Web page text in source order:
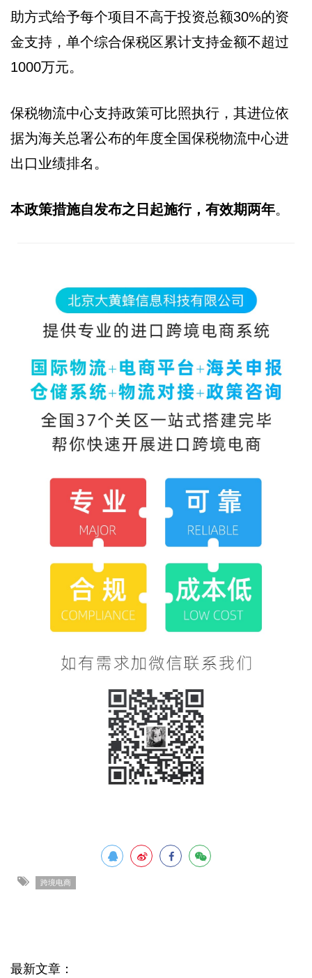
助方式给予每个项目不高于投资总额30%的资
金支持，单个综合保税区累计支持金额不超过
1000万元。
保税物流中心支持政策可比照执行，其进位依
据为海关总署公布的年度全国保税物流中心进
出口业绩排名。
本政策措施自发布之日起施行，有效期两年。
跨境电商
最新文章：